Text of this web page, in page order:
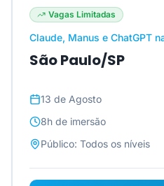
Vagas Limitadas
Claude, Manus e ChatGPT
São Paulo/SP
13 de Agosto
8h de imersão
Público: Todos os níveis